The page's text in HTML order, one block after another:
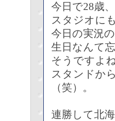
今日で28歳
スタジオに
今日の実況
生日なんて
そうですよ
スタンドか
（笑）。
連勝して北